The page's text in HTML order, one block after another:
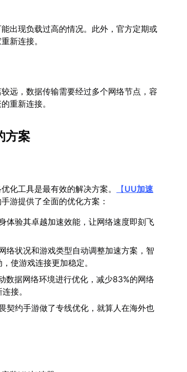
出现负载过高的情况。此外，官方定期或
新连接。
远，数据传输需要经过多个网络节点，容
重新连接。
方案
化工具是最有效的解决方案。 【UU加速
游提供了全面的优化方案：
体验其卓越加速效能，让网络速度即刻飞
络状况和游戏类型自动调整加速方案，智
使游戏连接更加稳定。
数据网络环境进行优化，减少83%的网络
接。
契约手游做了专线优化，就算人在海外也